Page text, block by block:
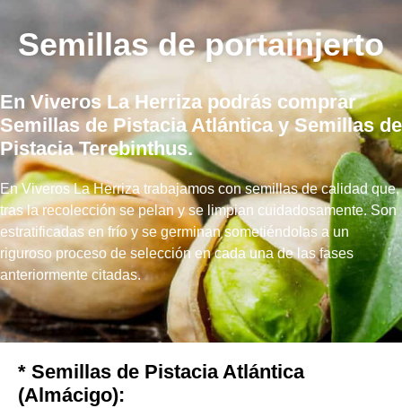
Semillas de portainjerto
En Viveros La Herriza podrás comprar
Semillas de Pistacia Atlántica y Semillas de
Pistacia Terebinthus.
En Viveros La Herriza trabajamos con semillas de calidad que,
tras la recolección se pelan y se limpian cuidadosamente. Son
estratificadas en frío y se germinan sometiéndolas a un
riguroso proceso de selección en cada una de las fases
anteriormente citadas.
* Semillas de Pistacia Atlántica
(Almácigo):